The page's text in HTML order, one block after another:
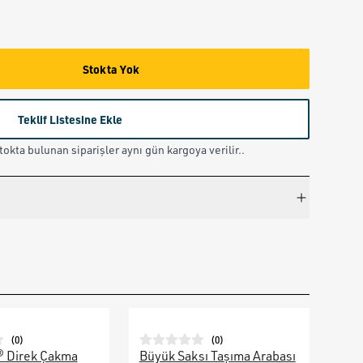
Stokta Yok
Teklif Listesine Ekle
bulunan siparişler aynı gün kargoya verilir..
(0)
Direk Çakma
(0)
Büyük Saksı Taşıma Arabası